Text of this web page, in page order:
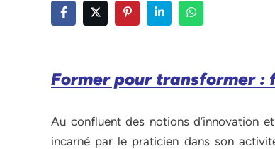
Former pour transformer :
Au confluent des notions d’innovation
incarné par le praticien dans son